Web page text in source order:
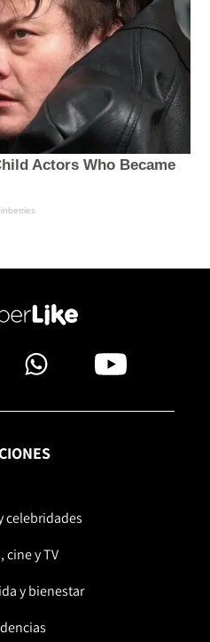
celebridades
cine y TV
y bienestar